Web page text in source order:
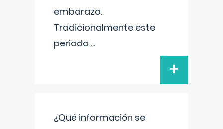
embarazo.
Tradicionalmente este
periodo ...
+
¿Qué información se